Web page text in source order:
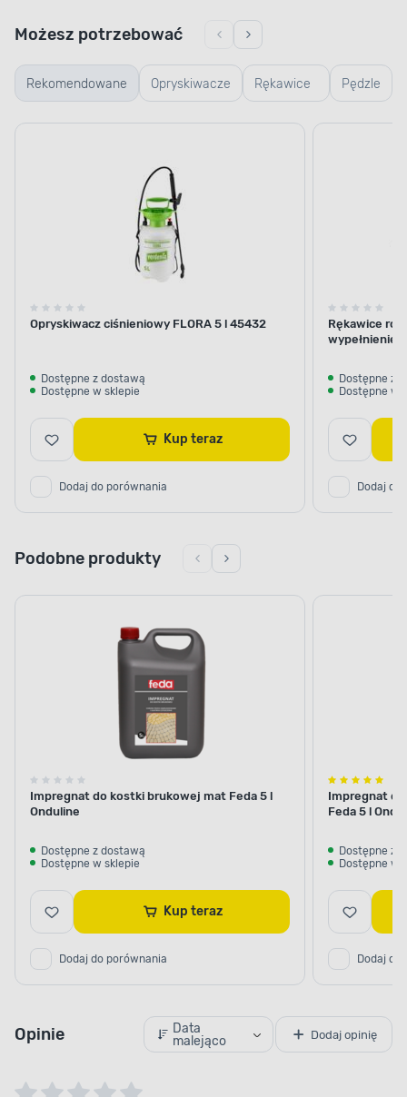
Rekomendowane Opryskiwacze
i akcesoria
Rękawice
robocze i
Pędzle
Możesz potrzebować
Opryskiwacz ciśnieniowy FLORA 5 l 45432
Dostępne z dostawą
Dostępne w sklepie
Kup teraz
Dodaj do porównania
Rękawice
wypełnienie
Dostępne z
Dostępne w
Dodaj do
Podobne produkty
Impregnat do kostki brukowej mat Feda 5 l
Onduline
Dostępne z dostawą
Dostępne w sklepie
Kup teraz
Dodaj do porównania
Impregnat
Feda 5 l
Dostępne z
Dostępne w
Dodaj do
Opinie
Data
malejąco
Dodaj opinię